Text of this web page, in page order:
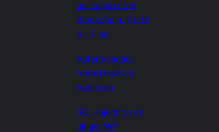
aplicação com
Blockchain. Parte
5 – Final
Autenticação,
Autorização &
Auditoria
SQL Injection no
plugin WP